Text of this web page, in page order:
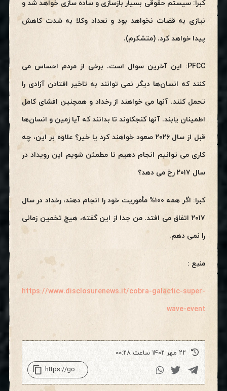
کبرا: سیستم حقوقی بسیار بازسازی و ساده سازی خواهد شد و
نیازی به قضات نخواهد بود و تعداد وکلا به شدت کاهش
پیدا خواهد کرد. (متشکرم).
PFCC: این آخرین سوال است. برخی از مردم احساس می
کنند که انسان‌ها دیگر نمی توانند به تاخیر افتادن آزادی را
تحمل کنند. آنها می خواهند از رخداد و همچنین افشای کامل
اطمینان یابند. آنها کنجکاوند تا بدانند که آیا زمین و انسان‌ها
قبل از سال ۲۰۲۶ صعود خواهند کرد یا خیر؟ علاوه بر این، چه
کاری می توانیم انجام دهیم تا مطمئن شویم این رویداد در
سال ۲۰۱۷ رخ می دهد؟
کبرا: اگر همه ۱۰۰% مأموریت خود را انجام دهند، رخداد در سال
۲۰۱۷ اتفاق می افتد. من جدا از این گفته، هیچ تخمین زمانی
را نمی دهم.
منبع :
https://www.disclosurenews.it/cobra-galactic-super-
wave-event
۲۲ مهر ۱۴۰۲ ساعت ۰۰:۲۸